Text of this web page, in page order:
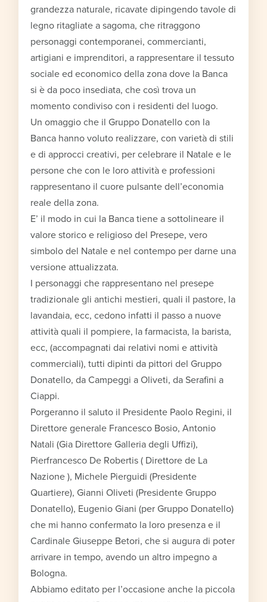
grandezza naturale, ricavate dipingendo tavole di
legno ritagliate a sagoma, che ritraggono
personaggi contemporanei, commercianti,
artigiani e imprenditori, a rappresentare il tessuto
sociale ed economico della zona dove la Banca
si è da poco insediata, che così trova un
momento condiviso con i residenti del luogo.
Un omaggio che il Gruppo Donatello con la
Banca hanno voluto realizzare, con varietà di stili
e di approcci creativi, per celebrare il Natale e le
persone che con le loro attività e professioni
rappresentano il cuore pulsante dell’economia
reale della zona.
E’ il modo in cui la Banca tiene a sottolineare il
valore storico e religioso del Presepe, vero
simbolo del Natale e nel contempo per darne una
versione attualizzata.
I personaggi che rappresentano nel presepe
tradizionale gli antichi mestieri, quali il pastore, la
lavandaia, ecc, cedono infatti il passo a nuove
attività quali il pompiere, la farmacista, la barista,
ecc, (accompagnati dai relativi nomi e attività
commerciali), tutti dipinti da pittori del Gruppo
Donatello, da Campeggi a Oliveti, da Serafini a
Ciappi.
Porgeranno il saluto il Presidente Paolo Regini, il
Direttore generale Francesco Bosio, Antonio
Natali (Gia Direttore Galleria degli Uffizi),
Pierfrancesco De Robertis ( Direttore de La
Nazione ), Michele Pierguidi (Presidente
Quartiere), Gianni Oliveti (Presidente Gruppo
Donatello), Eugenio Giani (per Gruppo Donatello)
che mi hanno confermato la loro presenza e il
Cardinale Giuseppe Betori, che si augura di poter
arrivare in tempo, avendo un altro impegno a
Bologna.
Abbiamo editato per l’occasione anche la piccola